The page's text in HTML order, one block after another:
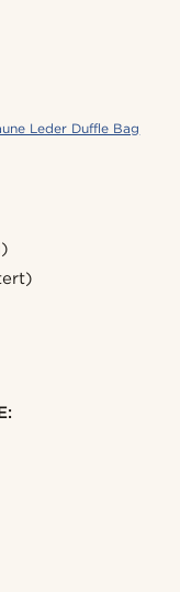
Leder Duffle Bag